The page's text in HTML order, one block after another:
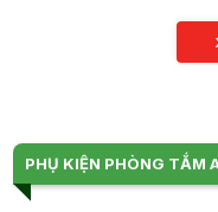
PHỤ KIỆN PHÒNG TẮM